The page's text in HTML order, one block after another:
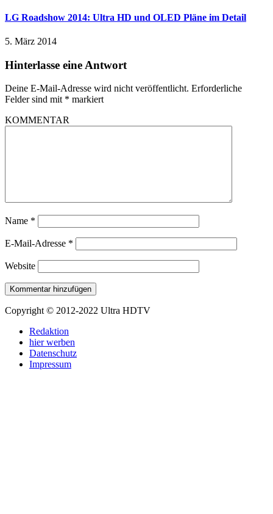
LG Roadshow 2014: Ultra HD und OLED Pläne im Detail
5. März 2014
Hinterlasse eine Antwort
Deine E-Mail-Adresse wird nicht veröffentlicht. Erforderliche
Felder sind mit * markiert
KOMMENTAR
Name *
E-Mail-Adresse *
Website
Copyright © 2012-2022 Ultra HDTV
Redaktion
hier werben
Datenschutz
Impressum